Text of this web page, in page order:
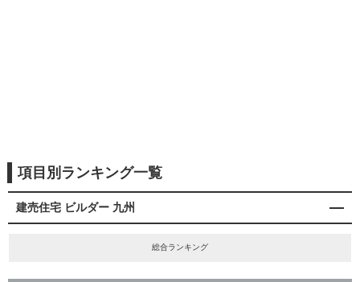
項目別ランキング一覧
建売住宅 ビルダー 九州
総合ランキング